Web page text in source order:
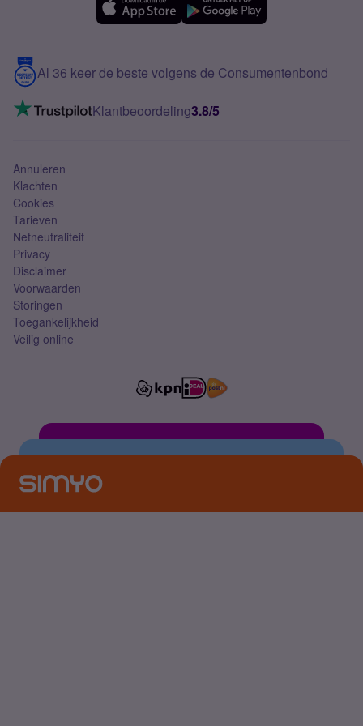
Meerdere nummers
5G internet
Mobiel internet
Mobiel abonnement
Contact
VoLTE 4G bellen
Al 36 keer de beste volgens de Consumentenbond
Klantbeoordeling3.8/5
Annuleren
Klachten
Cookies
Tarieven
Netneutraliteit
Privacy
Disclaimer
Voorwaarden
Storingen
Toegankelijkheid
Veilig online